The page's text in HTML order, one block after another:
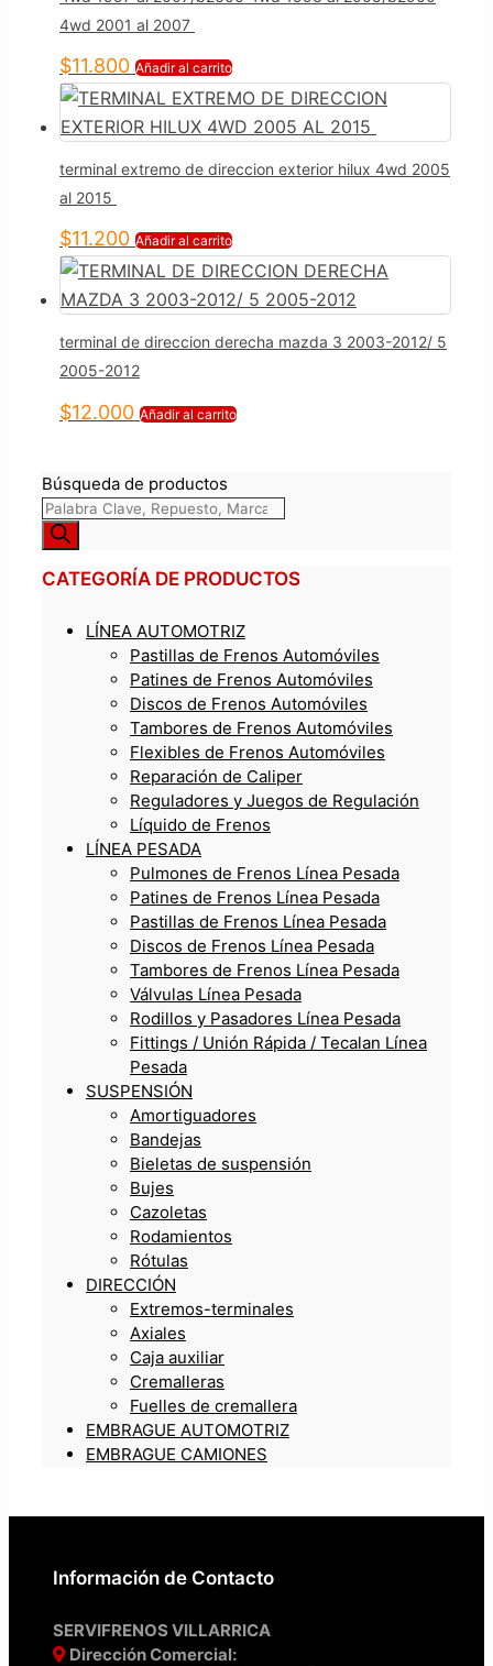
4wd 2001 al 2007
$11.800 Añadir al carrito
terminal extremo de direccion exterior hilux 4wd 2005
al 2015
$11.200 Añadir al carrito
terminal de direccion derecha mazda 3 2003-2012/ 5
2005-2012
$12.000 Añadir al carrito
Búsqueda de productos
CATEGORÍA DE PRODUCTOS
LÍNEA AUTOMOTRIZ
Pastillas de Frenos Automóviles
Patines de Frenos Automóviles
Discos de Frenos Automóviles
Tambores de Frenos Automóviles
Flexibles de Frenos Automóviles
Reparación de Caliper
Reguladores y Juegos de Regulación
Líquido de Frenos
LÍNEA PESADA
Pulmones de Frenos Línea Pesada
Patines de Frenos Línea Pesada
Pastillas de Frenos Línea Pesada
Discos de Frenos Línea Pesada
Tambores de Frenos Línea Pesada
Válvulas Línea Pesada
Rodillos y Pasadores Línea Pesada
Fittings / Unión Rápida / Tecalan Línea
Pesada
SUSPENSIÓN
Amortiguadores
Bandejas
Bieletas de suspensión
Bujes
Cazoletas
Rodamientos
Rótulas
DIRECCIÓN
Extremos-terminales
Axiales
Caja auxiliar
Cremalleras
Fuelles de cremallera
EMBRAGUE AUTOMOTRIZ
EMBRAGUE CAMIONES
Información de Contacto
SERVIFRENOS VILLARRICA
Dirección Comercial: